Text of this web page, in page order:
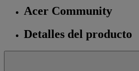
Acer Community
Detalles del producto